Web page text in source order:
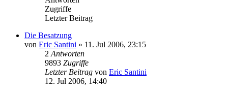
Zugriffe
Letzter Beitrag
Die Besatzung
von Eric Santini » 11. Jul 2006, 23:15
2 Antworten
9893 Zugriffe
Letzter Beitrag von Eric Santini
12. Jul 2006, 14:40